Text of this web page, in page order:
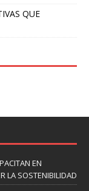
QUE
EN
LA SOSTENIBILIDAD